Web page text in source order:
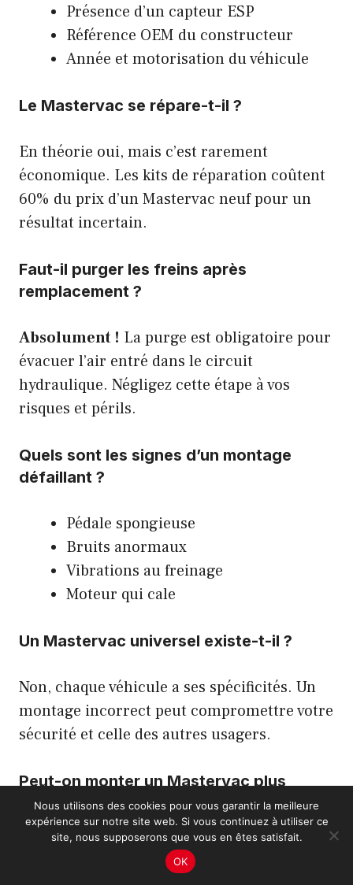
Présence d’un capteur ESP
Référence OEM du constructeur
Année et motorisation du véhicule
Le Mastervac se répare-t-il ?
En théorie oui, mais c’est rarement
économique. Les kits de réparation coûtent
60% du prix d’un Mastervac neuf pour un
résultat incertain.
Faut-il purger les freins après
remplacement ?
Absolument ! La purge est obligatoire pour
évacuer l’air entré dans le circuit
hydraulique. Négligez cette étape à vos
risques et périls.
Quels sont les signes d’un montage
défaillant ?
Pédale spongieuse
Bruits anormaux
Vibrations au freinage
Moteur qui cale
Un Mastervac universel existe-t-il ?
Non, chaque véhicule a ses spécificités. Un
montage incorrect peut compromettre votre
sécurité et celle des autres usagers.
Peut-on monter un Mastervac plus
grand ?
C’est possible mais déconseillé. Un diamètre
inadapté peut créer un déséquilibre dans le
Nous utilisons des cookies pour vous garantir la meilleure
expérience sur notre site web. Si vous continuez à utiliser ce
site, nous supposerons que vous en êtes satisfait.
OK